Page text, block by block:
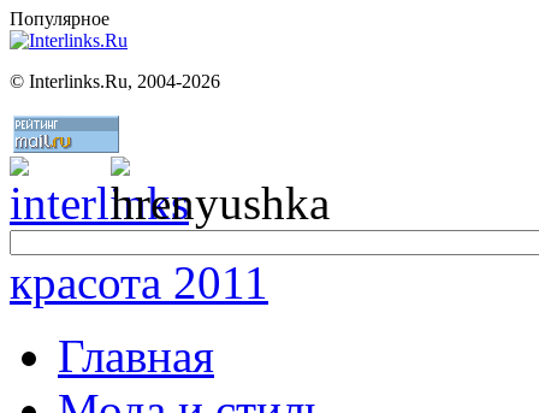
Популярное
© Interlinks.Ru, 2004-2026
красота 2011
Главная